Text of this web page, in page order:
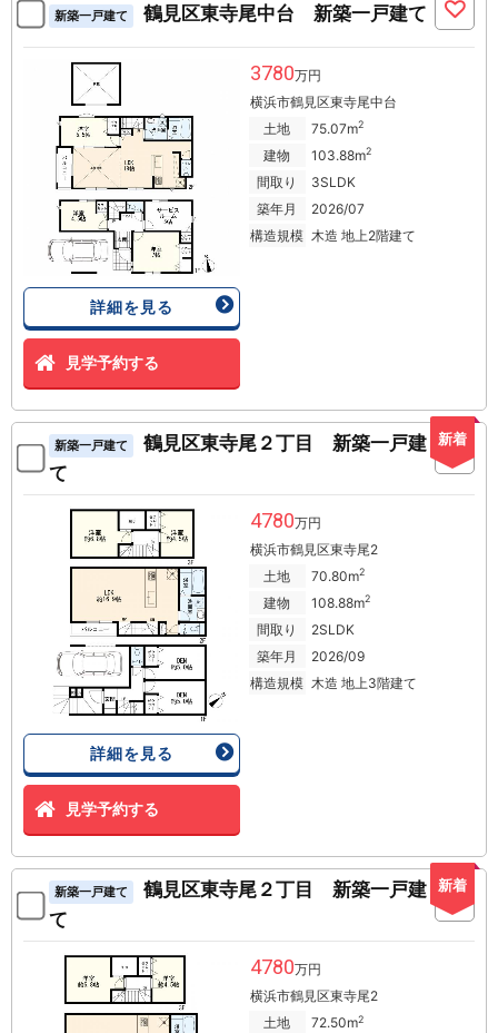
新築一戸建て 鶴見区東寺尾中台 新築一戸建て
詳細を見る
見学予約する
3780万円
横浜市鶴見区東寺尾中台
土地
75.07m2
建物 103.88m2
間取り
3SLDK
築年月
2026/07
構造規模 木造 地上2階建て
新着
新築一戸建て
鶴見区東寺尾２丁目 新築一戸建
て
詳細を見る
見学予約する
4780万円
横浜市鶴見区東寺尾2
土地
70.80m2
建物 108.88m2
間取り
2SLDK
築年月
2026/09
構造規模 木造 地上3階建て
新着
新築一戸建て
鶴見区東寺尾２丁目 新築一戸建
て
4780万円
横浜市鶴見区東寺尾2
土地
72.50m2